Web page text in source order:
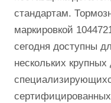
стандартам.
маркировкой
сегодня доступны
нескольких